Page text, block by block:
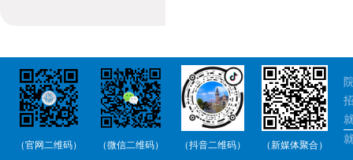
（官网二维码） （微信二维码） （抖音二维码） （新媒体聚合）